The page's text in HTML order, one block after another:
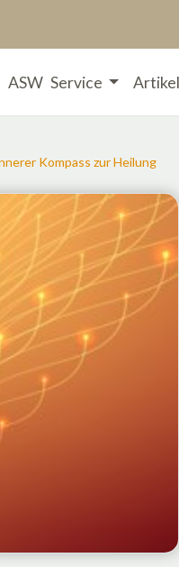
ASW Service Artikel
Kompass zur Heilung